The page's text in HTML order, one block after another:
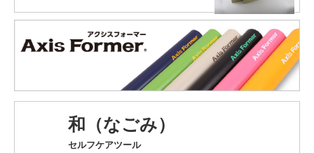
和（なごみ）
セルフケアツール